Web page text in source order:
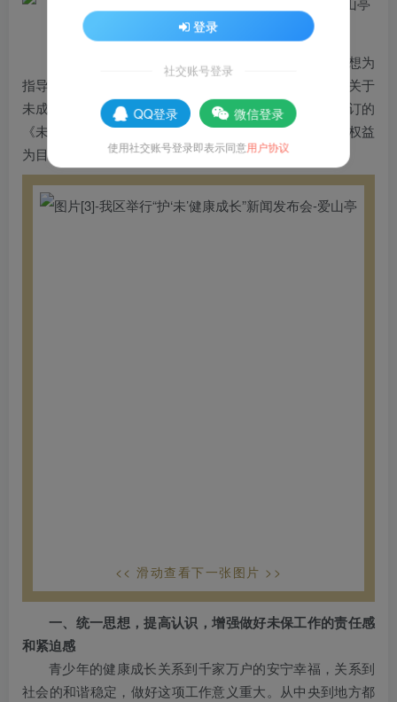
我区始终坚持以习近平新时代中国特色社会主义思想为
指导，深入贯彻落实党中央、国务院和省、市党委政府关于
未成年人保护工作的各项决策部署，全面贯彻落实新修订的
《未成年人保护法》等法律法规，以维护未成年人合法权益
为目标，不断完善机制，压实责任。
<< 滑动查看下一张图片 >>
一、统一思想，提高认识，增强做好未保工作的责任感
和紧迫感
青少年的健康成长关系到千家万户的安宁幸福，关系到
社会的和谐稳定，做好这项工作意义重大。从中央到地方都
登录
社交账号登录
QQ登录 微信登录
使用社交账号登录即表示同意用户协议